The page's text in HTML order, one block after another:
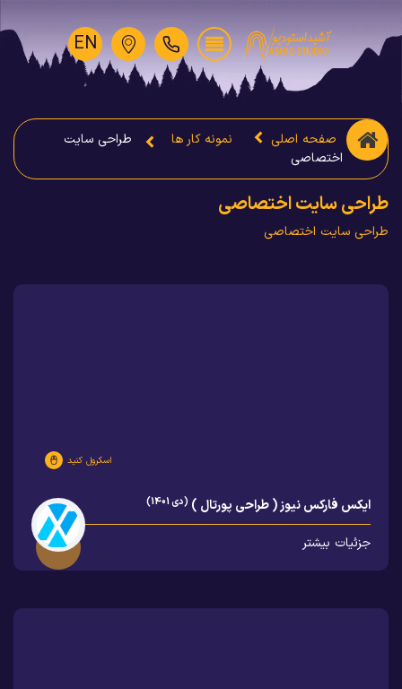
EN
صفحه اصلی نمونه کار ها
طراحی سایت
اختصاصی
طراحی سایت اختصاصی
طراحی سایت اختصاصی
اسکرول کنید
ایکس فارکس نیوز ( طراحی پورتال ) (دی 1401)
جزئیات بیشتر